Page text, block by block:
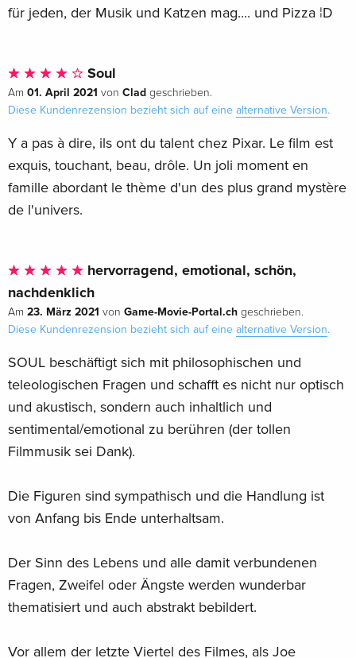
für jeden, der Musik und Katzen mag.... und Pizza ¦D
Soul
Am 01. April 2021 von Clad geschrieben.
Diese Kundenrezension bezieht sich auf eine alternative Version.
Y a pas à dire, ils ont du talent chez Pixar. Le film est
exquis, touchant, beau, drôle. Un joli moment en
famille abordant le thème d'un des plus grand mystère
de l'univers.
hervorragend, emotional, schön,
nachdenklich
Am 23. März 2021 von Game-Movie-Portal.ch geschrieben.
Diese Kundenrezension bezieht sich auf eine alternative Version.
SOUL beschäftigt sich mit philosophischen und
teleologischen Fragen und schafft es nicht nur optisch
und akustisch, sondern auch inhaltlich und
sentimental/emotional zu berühren (der tollen
Filmmusik sei Dank).
Die Figuren sind sympathisch und die Handlung ist
von Anfang bis Ende unterhaltsam.
Der Sinn des Lebens und alle damit verbundenen
Fragen, Zweifel oder Ängste werden wunderbar
thematisiert und auch abstrakt bebildert.
Vor allem der letzte Viertel des Filmes, als Joe